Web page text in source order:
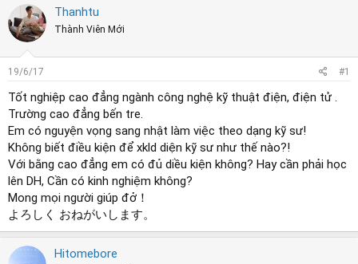
Thanhtu
Thành Viên Mới
19/6/17 #1
Tốt nghiệp cao đẳng ngành công nghệ kỹ thuật điện, điện tử .
Trường cao đẳng bến tre.
Em có nguyện vọng sang nhật làm việc theo dạng kỹ sư!
Không biết điều kiện để xkld diện kỹ sư như thế nào?!
Với bằng cao đẳng em có đủ diều kiện không? Hay cần phải học
lên DH, Cần có kinh nghiệm không?
Mong mọi người giúp đở！
よろしく おねがいします。
Hitomebore